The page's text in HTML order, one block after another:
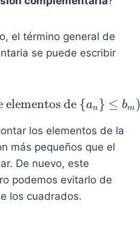
\
r
i
t
}
t
{
a
i
g
h
\
el término general de
se puede escribir
b_m = m +
elementos de {an } ≤ bm )
los elementos de la
más pequeños que el
De nuevo, este
podemos evitarlo de
los cuadrados.